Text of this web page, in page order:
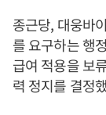
종근당, 대웅바
를 요구하는 행
급여 적용을 보
력 정지를 결정